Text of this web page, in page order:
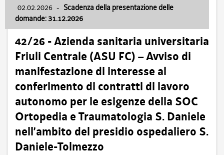
02.02.2026 - Scadenza della presentazione delle
domande: 31.12.2026
42/26 - Azienda sanitaria universitaria
Friuli Centrale (ASU FC) – Avviso di
manifestazione di interesse al
conferimento di contratti di lavoro
autonomo per le esigenze della SOC
Ortopedia e Traumatologia S. Daniele
nell’ambito del presidio ospedaliero S.
Daniele-Tolmezzo